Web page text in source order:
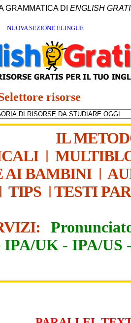
GRAMMATICA DI ENGLISH
NUOVA SEZIONE ELINGUE
risorse
IL
|
AI BAMBINI|
TIPS | TESTI
IPA/UK - IPA/US